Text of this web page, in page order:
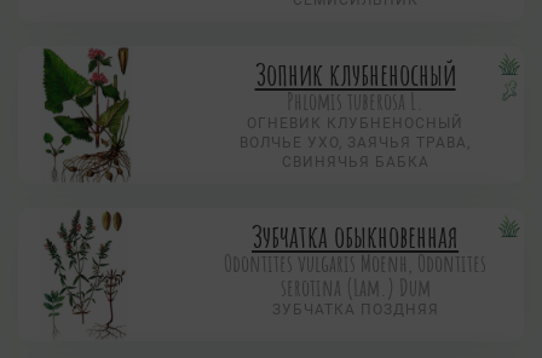
Зопник клубненосный
Phlomis tuberosa L.
ОГНЕВИК КЛУБНЕНОСНЫЙ
ВОЛЧЬЕ УХО, ЗАЯЧЬЯ ТРАВА,
СВИНЯЧЬЯ БАБКА
Зубчатка обыкновенная
Odontites vulgaris Moenh, Odontites
serotina (Lam.) Dum
ЗУБЧАТКА ПОЗДНЯЯ